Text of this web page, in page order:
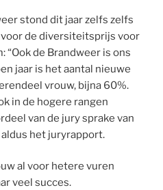
stond dit jaar zelfs zelfs
de diversiteitsprijs voor
de Brandweer is ons
jaar is het aantal nieuwe
vrouw, bijna 60%.
in de hogere rangen
van de jury sprake van
het juryrapport.
al voor hetere vuren
veel succes.